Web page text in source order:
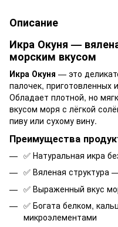
Описание
Икра Окуня —
морским вкусом
Икра Окуня — это
палочек, приготовленных
Обладает плотной, но
вкусом моря с лёгкой
пиву или сухому вину.
Преимущества
✅ Натуральная икра
✅ Вяленая структура
✅ Выраженный вкус
✅ Богата белком,
микроэлементами